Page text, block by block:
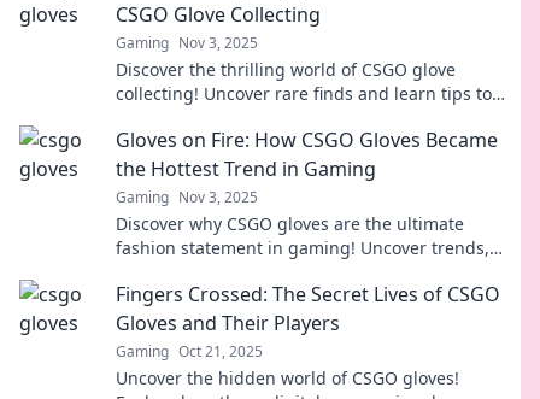
CSGO Glove Collecting
Gaming Nov 3, 2025
Discover the thrilling world of CSGO glove
collecting! Uncover rare finds and learn tips to
Gloves on Fire: How CSGO Gloves Became
the Hottest Trend in Gaming
Gaming Nov 3, 2025
Discover why CSGO gloves are the ultimate
fashion statement in gaming! Uncover trends,
now!
Fingers Crossed: The Secret Lives of CSGO
Gloves and Their Players
Gaming Oct 21, 2025
Uncover the hidden world of CSGO gloves!